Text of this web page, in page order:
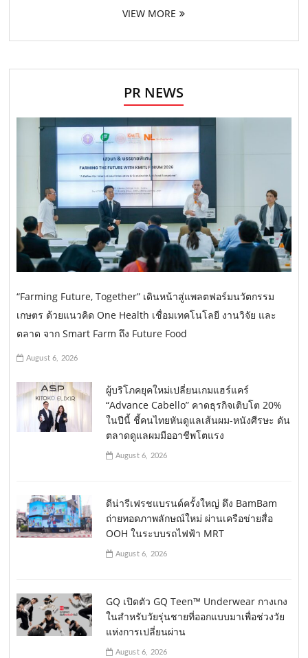
VIEW MORE
PR NEWS
“Farming Future, Together” เดินหน้าสู่แพลตฟอร์มนวัตกรรม
เกษตร ด้วยแนวคิด One Health เชื่อมเทคโนโลยี งานวิจัย และ
ตลาด จาก Smart Farm ถึง Future Food
August 6, 2026
ผู้บริโภคยุคใหม่เปลี่ยนเกมแฮร์แคร์
“Advance Cabello” คาดธุรกิจเติบโต 20%
ในปีนี้ ชี้คนไทยหันดูแลเส้นผม-หนังศีรษะ ดัน
ตลาดดูแลผมมืออาชีพโตแรง
August 6, 2026
ดีน่ารีเฟรชแบรนด์ครั้งใหญ่ ดึง BamBam
ถ่ายทอดภาพลักษณ์ใหม่ ผ่านเครือข่ายสื่อ
OOH ในระบบรถไฟฟ้า MRT
August 6, 2026
GQ เปิดตัว GQ Teen™ Underwear กางเกง
ในสำหรับวัยรุ่นชายที่ออกแบบมาเพื่อช่วงวัย
แห่งการเปลี่ยนผ่าน
August 6, 2026